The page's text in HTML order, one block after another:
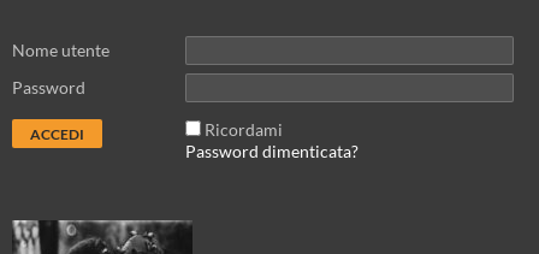
Nome utente
Password
Ricordami
Password dimenticata?